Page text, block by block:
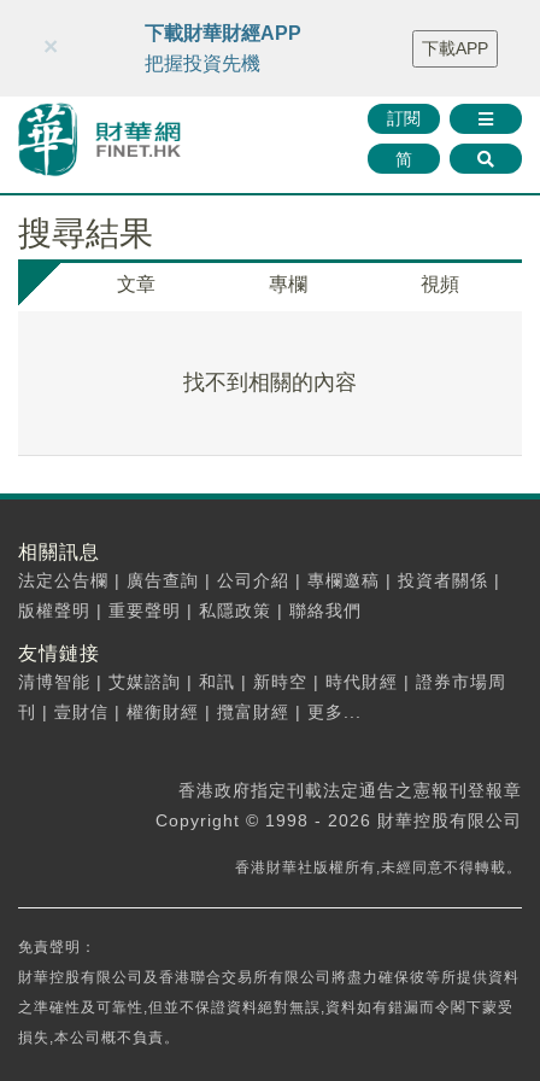
財華智庫網 FINTV FINMETA 財華證券 媒體矩陣
智庫沙龍
聯絡我們
訂閱
简
×
下載財華財經APP
把握投資先機
下載APP
搜尋結果
文章 專欄 視頻
找不到相關的內容
相關訊息
法定公告欄 | 廣告查詢 | 公司介紹 | 專欄邀稿 | 投資者關係 |
版權聲明 | 重要聲明 | 私隱政策 | 聯絡我們
友情鏈接
清博智能 | 艾媒諮詢 | 和訊 | 新時空 | 時代財經 | 證券市場周
刊
| 壹財信 | 權衡財經 | 攬富財經 | 更多...
香港政府指定刊載法定通告之憲報刊登報章
Copyright © 1998 - 2026 財華控股有限公司
香港財華社版權所有,未經同意不得轉載。
免責聲明：
財華控股有限公司及香港聯合交易所有限公司將盡力確保彼等所提供資料
之準確性及可靠性,但並不保證資料絕對無誤,資料如有錯漏而令閣下蒙受
損失,本公司概不負責。